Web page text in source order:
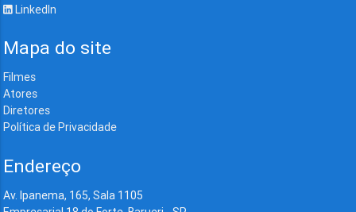
LinkedIn
Mapa do site
Filmes
Atores
Diretores
Política de Privacidade
Endereço
Av. Ipanema, 165, Sala 1105